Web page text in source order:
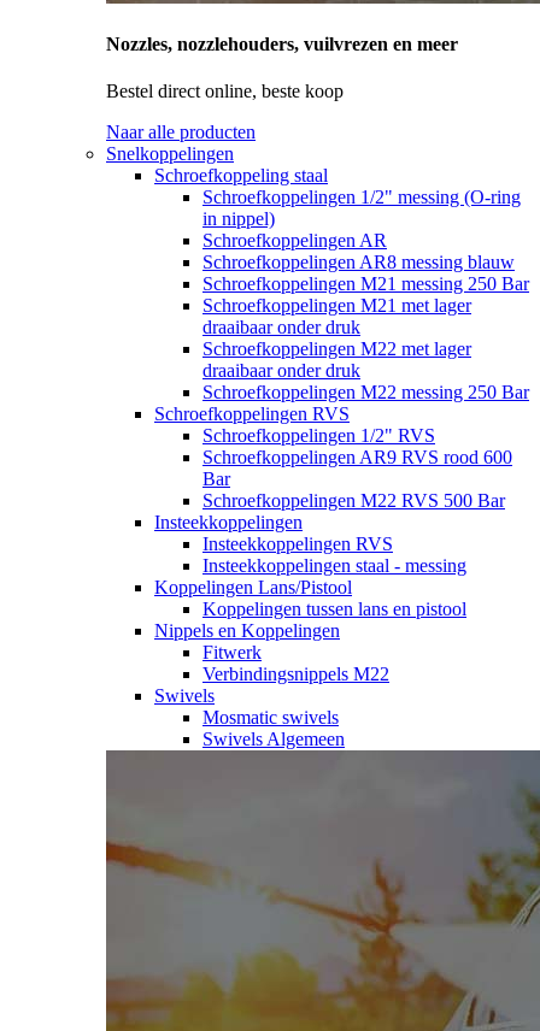
Nozzles, nozzlehouders, vuilvrezen en meer
Bestel direct online, beste koop
Naar alle producten
Snelkoppelingen
Schroefkoppeling staal
Schroefkoppelingen 1/2" messing (O-ring
in nippel)
Schroefkoppelingen AR
Schroefkoppelingen AR8 messing blauw
Schroefkoppelingen M21 messing 250 Bar
Schroefkoppelingen M21 met lager
draaibaar onder druk
Schroefkoppelingen M22 met lager
draaibaar onder druk
Schroefkoppelingen M22 messing 250 Bar
Schroefkoppelingen RVS
Schroefkoppelingen 1/2" RVS
Schroefkoppelingen AR9 RVS rood 600
Bar
Schroefkoppelingen M22 RVS 500 Bar
Insteekkoppelingen
Insteekkoppelingen RVS
Insteekkoppelingen staal - messing
Koppelingen Lans/Pistool
Koppelingen tussen lans en pistool
Nippels en Koppelingen
Fitwerk
Verbindingsnippels M22
Swivels
Mosmatic swivels
Swivels Algemeen